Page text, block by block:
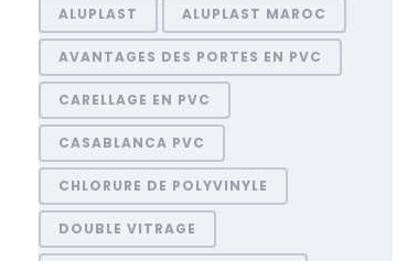
ALUPLAST ALUPLAST MAROC
AVANTAGES DES PORTES EN PVC
CARELLAGE EN PVC
CASABLANCA PVC
CHLORURE DE POLYVINYLE
DOUBLE VITRAGE